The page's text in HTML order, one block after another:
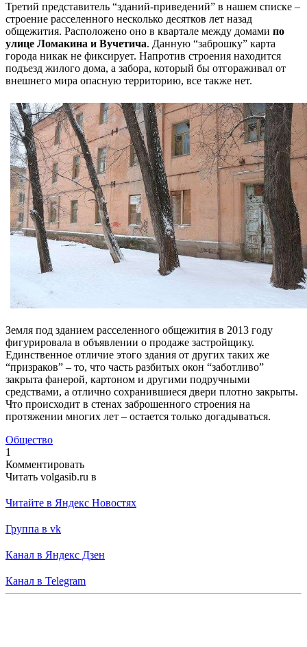
Третий представитель “зданий-приведений” в нашем списке –
строение расселенного несколько десятков лет назад
общежития. Расположено оно в квартале между домами по
улице Ломакина и Вучетича. Данную “заброшку” карта
города никак не фиксирует. Напротив строения находится
подъезд жилого дома, а забора, который бы отгораживал от
внешнего мира опасную территорию, все также нет.
Земля под зданием расселенного общежития в 2013 году
фигурировала в объявлении о продаже застройщику.
Единственное отличие этого здания от других таких же
“призраков” – то, что часть разбитых окон “заботливо”
закрыта фанерой, картоном и другими подручными
средствами, а отлично сохранившиеся двери плотно закрыты.
Что происходит в стенах заброшенного строения на
протяжении многих лет – остается только догадываться.
Общество
1
Комментировать
Читать volgasib.ru в
Читайте в Яндекс Новостях
Группа в vk
Канал в Яндекс Дзен
Канал в Telegram